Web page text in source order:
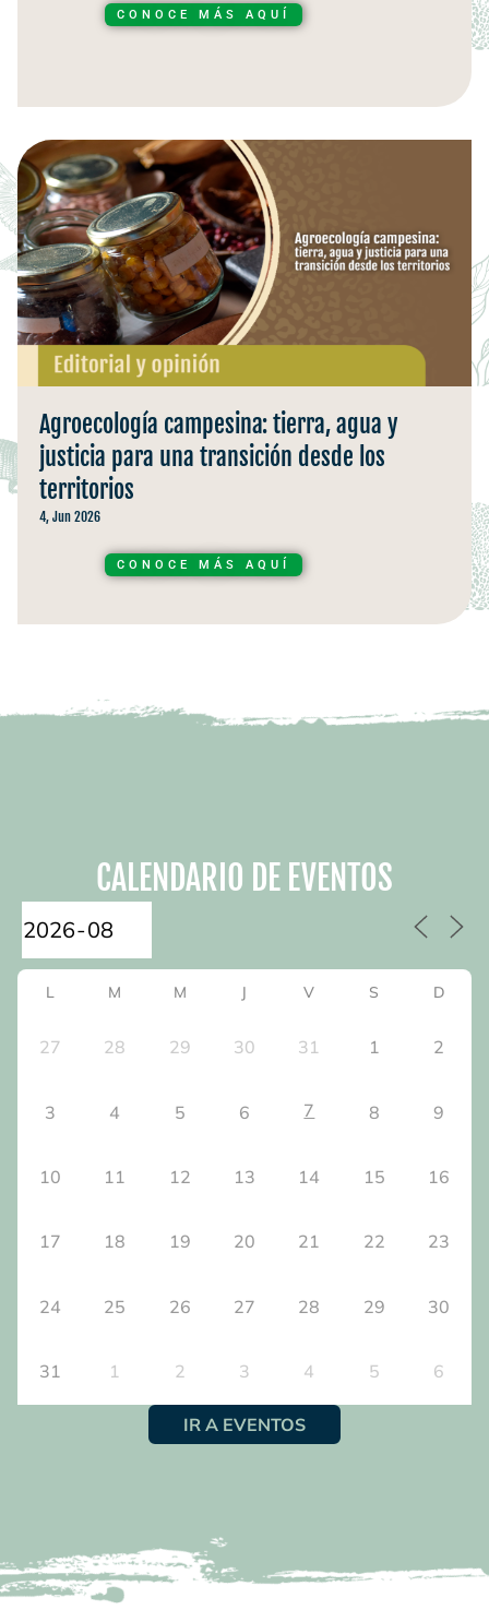
CONOCE MÁS AQUÍ
Agroecología campesina: tierra, agua y
justicia para una transición desde los
territorios
4, Jun 2026
CONOCE MÁS AQUÍ
CALENDARIO DE EVENTOS
L M M J V S D
27 28 29 30 31 1 2
3 4 5 6 7 8 9
10 11 12 13 14 15 16
17 18 19 20 21 22 23
24 25 26 27 28 29 30
31 1 2 3 4 5 6
IR A EVENTOS